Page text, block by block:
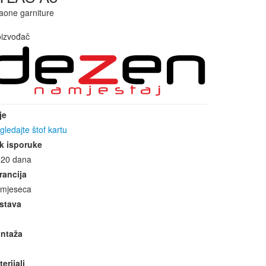
garniture
štof kartu
isporuke
dana